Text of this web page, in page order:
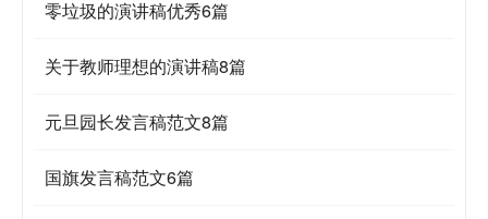
零垃圾的演讲稿优秀6篇
关于教师理想的演讲稿8篇
元旦园长发言稿范文8篇
国旗发言稿范文6篇